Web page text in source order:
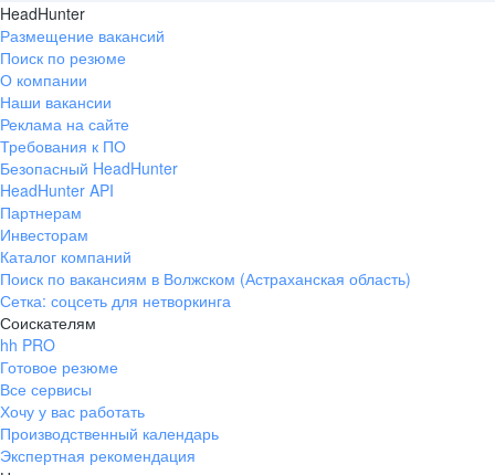
HeadHunter
Размещение вакансий
Поиск по резюме
О компании
Наши вакансии
Реклама на сайте
Требования к ПО
Безопасный HeadHunter
HeadHunter API
Партнерам
Инвесторам
Каталог компаний
Поиск по вакансиям в Волжском (Астраханская область)
Сетка: соцсеть для нетворкинга
Соискателям
hh PRO
Готовое резюме
Все сервисы
Хочу у вас работать
Производственный календарь
Экспертная рекомендация